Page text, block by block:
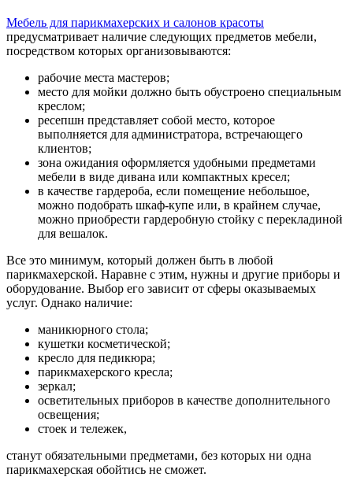
Мебель для парикмахерских и салонов красоты
предусматривает наличие следующих предметов мебели,
посредством которых организовываются:
рабочие места мастеров;
место для мойки должно быть обустроено специальным
креслом;
ресепшн представляет собой место, которое
выполняется для администратора, встречающего
клиентов;
зона ожидания оформляется удобными предметами
мебели в виде дивана или компактных кресел;
в качестве гардероба, если помещение небольшое,
можно подобрать шкаф-купе или, в крайнем случае,
можно приобрести гардеробную стойку с перекладиной
для вешалок.
Все это минимум, который должен быть в любой
парикмахерской. Наравне с этим, нужны и другие приборы и
оборудование. Выбор его зависит от сферы оказываемых
услуг. Однако наличие:
маникюрного стола;
кушетки косметической;
кресло для педикюра;
парикмахерского кресла;
зеркал;
осветительных приборов в качестве дополнительного
освещения;
стоек и тележек,
станут обязательными предметами, без которых ни одна
парикмахерская обойтись не сможет.